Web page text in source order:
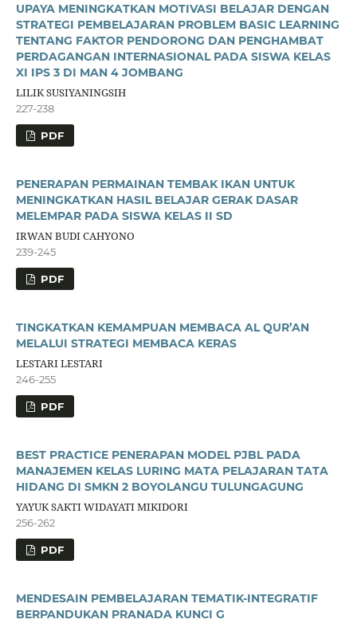
UPAYA MENINGKATKAN MOTIVASI BELAJAR DENGAN
STRATEGI PEMBELAJARAN PROBLEM BASIC LEARNING
TENTANG FAKTOR PENDORONG DAN PENGHAMBAT
PERDAGANGAN INTERNASIONAL PADA SISWA KELAS
XI IPS 3 DI MAN 4 JOMBANG
LILIK SUSIYANINGSIH
227-238
PDF
PENERAPAN PERMAINAN TEMBAK IKAN UNTUK
MENINGKATKAN HASIL BELAJAR GERAK DASAR
MELEMPAR PADA SISWA KELAS II SD
IRWAN BUDI CAHYONO
239-245
PDF
TINGKATKAN KEMAMPUAN MEMBACA AL QUR’AN
MELALUI STRATEGI MEMBACA KERAS
LESTARI LESTARI
246-255
PDF
BEST PRACTICE PENERAPAN MODEL PJBL PADA
MANAJEMEN KELAS LURING MATA PELAJARAN TATA
HIDANG DI SMKN 2 BOYOLANGU TULUNGAGUNG
YAYUK SAKTI WIDAYATI MIKIDORI
256-262
PDF
MENDESAIN PEMBELAJARAN TEMATIK-INTEGRATIF
BERPANDUKAN PRANADA KUNCI G